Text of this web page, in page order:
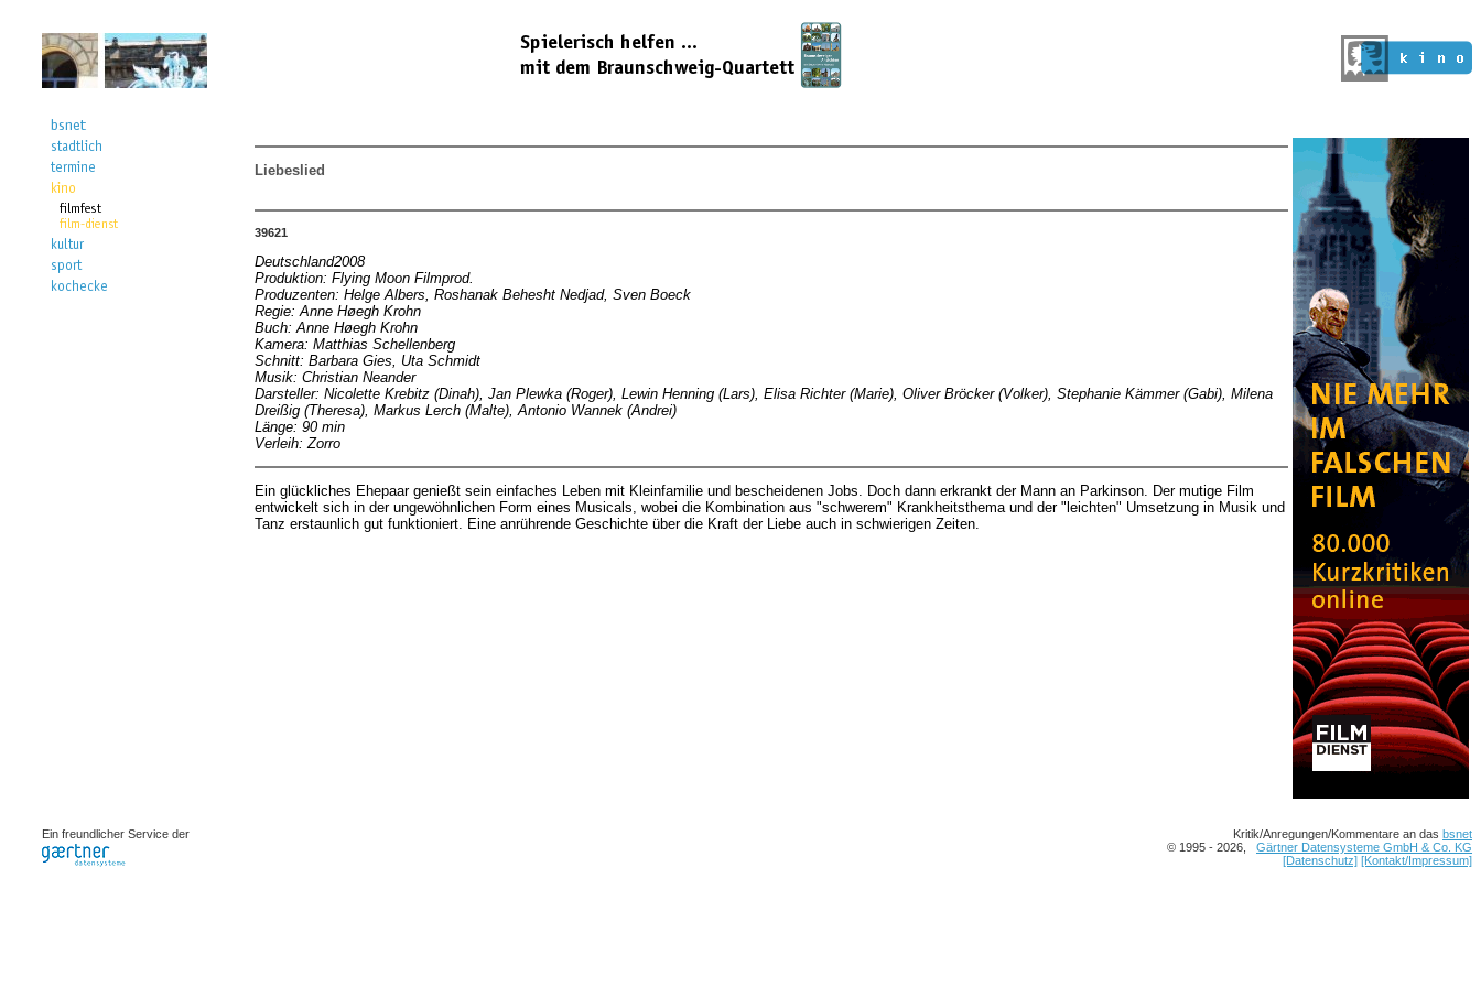
Liebeslied
39621
Deutschland2008
Produktion: Flying Moon Filmprod.
Produzenten: Helge Albers, Roshanak Behesht Nedjad, Sven Boeck
Regie: Anne Høegh Krohn
Buch: Anne Høegh Krohn
Kamera: Matthias Schellenberg
Schnitt: Barbara Gies, Uta Schmidt
Musik: Christian Neander
Darsteller: Nicolette Krebitz (Dinah), Jan Plewka (Roger), Lewin Henning (Lars), Elisa Richter (Marie), Oliver Bröcker (Volker), Stephanie Kämmer (Gabi), Milena
Dreißig (Theresa), Markus Lerch (Malte), Antonio Wannek (Andrei)
Länge: 90 min
Verleih: Zorro
Ein glückliches Ehepaar genießt sein einfaches Leben mit Kleinfamilie und bescheidenen Jobs. Doch dann erkrankt der Mann an Parkinson. Der mutige Film
entwickelt sich in der ungewöhnlichen Form eines Musicals, wobei die Kombination aus "schwerem" Krankheitsthema und der "leichten" Umsetzung in Musik und
Tanz erstaunlich gut funktioniert. Eine anrührende Geschichte über die Kraft der Liebe auch in schwierigen Zeiten.
Ein freundlicher Service der Kritik/Anregungen/Kommentare an das bsnet
© 1995 - 2026, Gärtner Datensysteme GmbH & Co. KG
[Datenschutz] [Kontakt/Impressum]